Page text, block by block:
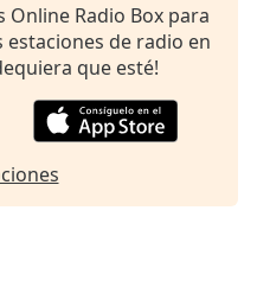
Online Radio Box para
de radio en
que esté!